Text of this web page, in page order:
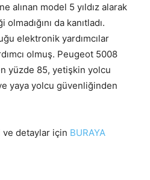
alınan model 5 yıldız alarak
da kanıtladı.
elektronik yardımcılar
olmuş. Peugeot 5008
yüzde 85, yetişkin yolcu
yaya yolcu güvenliğinden
detaylar için BURAYA